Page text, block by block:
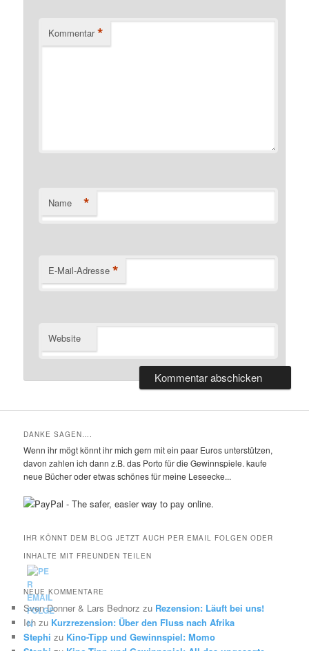
Kommentar *
Name *
E-Mail-Adresse *
Website
DANKE SAGEN….
Wenn ihr mögt könnt ihr mich gern mit ein paar Euros unterstützen,
davon zahlen ich dann z.B. das Porto für die Gewinnspiele. kaufe
neue Bücher oder etwas schönes für meine Leseecke...
IHR KÖNNT DEM BLOG JETZT AUCH PER EMAIL FOLGEN ODER
INHALTE MIT FREUNDEN TEILEN
NEUE KOMMENTARE
Sven Donner & Lars Bednorz zu Rezension: Läuft bei uns!
Ich zu Kurzrezension: Über den Fluss nach Afrika
Stephi zu Kino-Tipp und Gewinnspiel: Momo